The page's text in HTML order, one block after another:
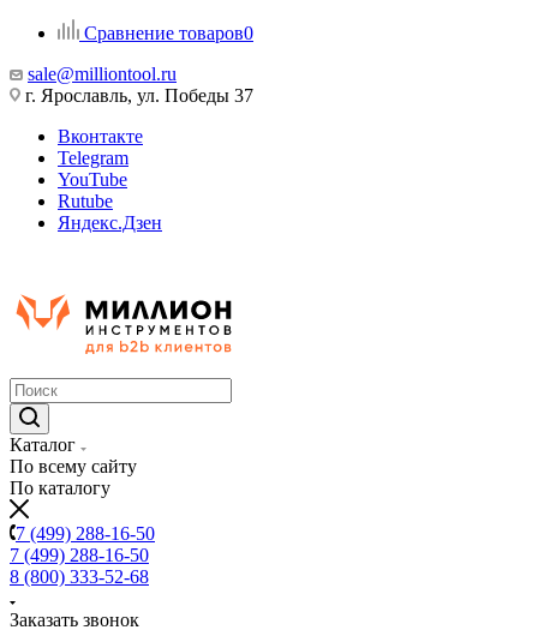
Сравнение товаров0
sale@milliontool.ru
г. Ярославль, ул. Победы 37
Вконтакте
Telegram
YouTube
Rutube
Яндекс.Дзен
Каталог
По всему сайту
По каталогу
7 (499) 288-16-50
7 (499) 288-16-50
8 (800) 333-52-68
Заказать звонок